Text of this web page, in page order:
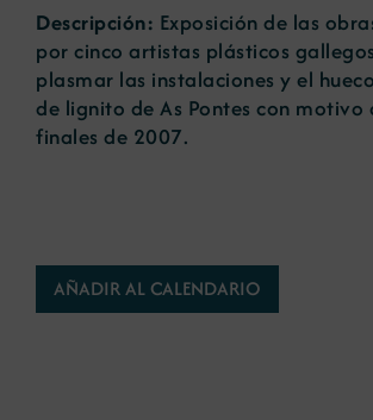
Descripción: Exposición de las
por cinco artistas plásticos
plasmar las instalaciones y el
de lignito de As Pontes con motivo
finales de 2007.
AÑADIR AL CALENDARIO